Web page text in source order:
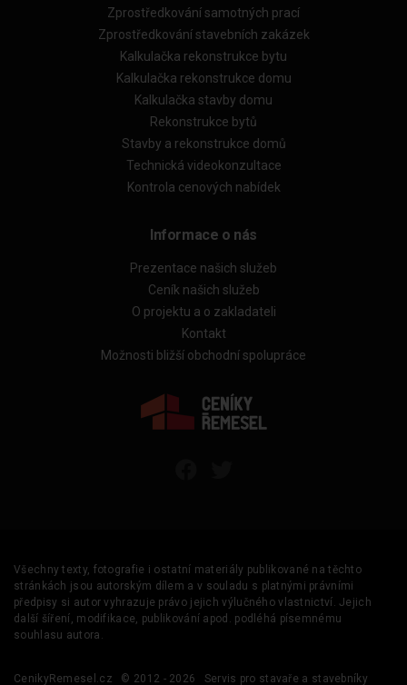
Zprostředkování samotných prací
Zprostředkování stavebních zakázek
Kalkulačka rekonstrukce bytu
Kalkulačka rekonstrukce domu
Kalkulačka stavby domu
Rekonstrukce bytů
Stavby a rekonstrukce domů
Technická videokonzultace
Kontrola cenových nabídek
Informace o nás
Prezentace našich služeb
Ceník našich služeb
O projektu a o zakladateli
Kontakt
Možnosti bližší obchodní spolupráce
Všechny texty, fotografie i ostatní materiály publikované na těchto
stránkách jsou autorským dílem a v souladu s platnými právními
předpisy si autor vyhrazuje právo jejich výlučného vlastnictví. Jejich
další šíření, modifikace, publikování apod. podléhá písemnému
souhlasu autora.
CenikyRemesel.cz © 2012 - 2026 Servis pro stavaře a stavebníky